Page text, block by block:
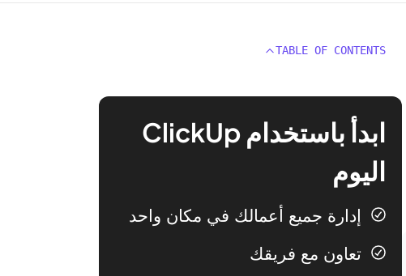
TABLE OF CONTENTS
ابدأ باستخدام ClickUp
اليوم
إدارة جميع أعمالك في مكان واحد
تعاون مع فريقك